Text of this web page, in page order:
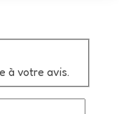
à votre avis.